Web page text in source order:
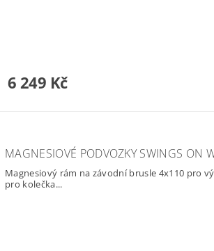
6 249 Kč
MAGNESIOVÉ PODVOZKY SWINGS ON
Magnesiový rám na závodní brusle 4x110 pro
pro kolečka...